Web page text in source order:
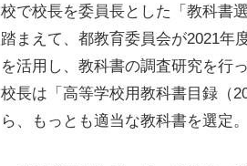
校で校長を委員長とした「教科書
踏まえて、都教育委員会が2021年
を活用し、教科書の調査研究を行
校長は「高等学校用教科書目録（
ら、もっとも適当な教科書を選定。